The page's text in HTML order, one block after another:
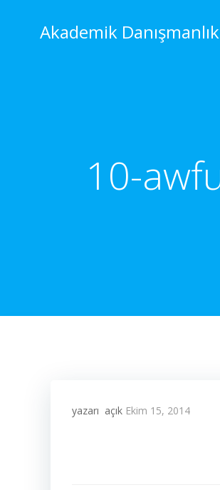
Akademik
10-
yazarı açık Ekim 15, 2014